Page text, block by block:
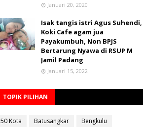
Januari 20, 2020
Isak tangis istri Agus Suhendi,
Koki Cafe agam jua
Payakumbuh, Non BPJS
Bertarung Nyawa di RSUP M
Jamil Padang
Januari 15, 2022
TOPIK PILIHAN
50 Kota Batusangkar Bengkulu